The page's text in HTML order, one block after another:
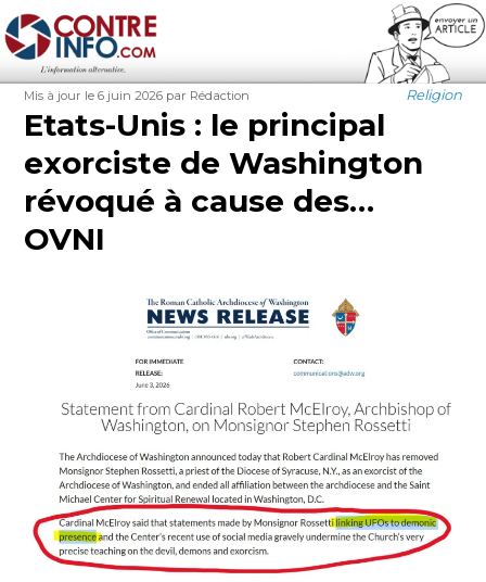
Contre-Info
Publié
le
Mis à jour le 6 juin 2026 Auteur
par Rédaction Catégories
Religion
Etats-Unis : le principal
exorciste de Washington
révoqué à cause des…
OVNI